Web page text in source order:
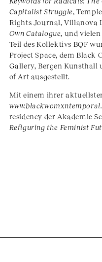
Capitalist Struggle,
Rights Journal, Villanova
Own Catalogue, und
Teil des Kollektivs BQF
Project Space, dem Black
Gallery, Bergen Kunsthall
of Art ausgestellt.
Mit einem ihrer
residency der Akademie
Refiguring the Feminist